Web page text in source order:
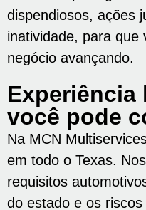
dispendiosos, ações
inatividade, para que
negócio avançando.
Experiência
você pode
Na MCN
em todo o Texas.
requisitos
do estado e os